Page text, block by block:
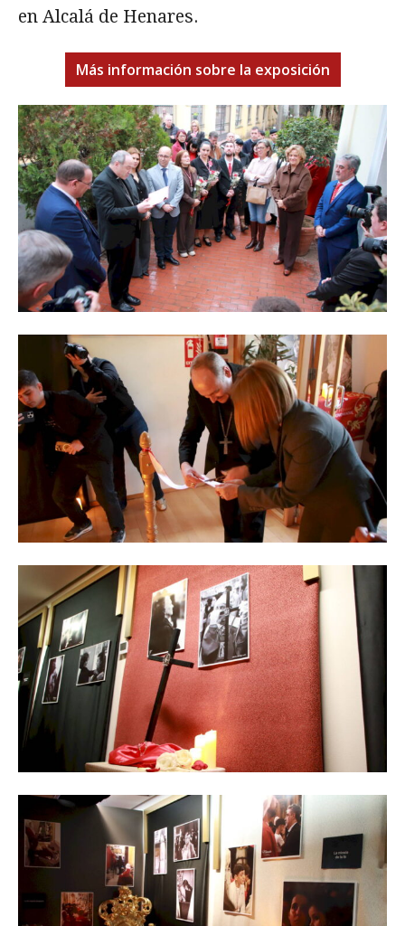
en Alcalá de Henares.
Más información sobre la exposición